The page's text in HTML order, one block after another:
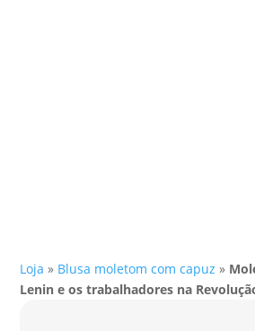
Loja » Blusa moletom com capuz »
Lenin e os trabalhadores na